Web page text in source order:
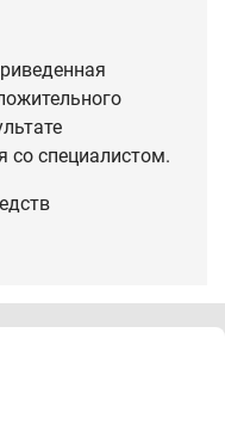
со специалистом.